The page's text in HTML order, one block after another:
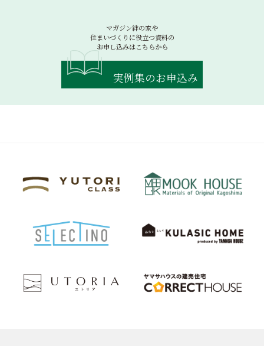
マガジン絆の家や
住まいづくりに役立つ資料の
お申し込みはこちらから
実例集のお申込み